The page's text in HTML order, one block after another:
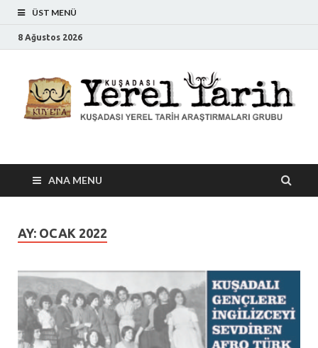
ÜST MENÜ
8 Ağustos 2026
Kuşadası Yerel Tarih
ANA MENU
AY: OCAK 2022